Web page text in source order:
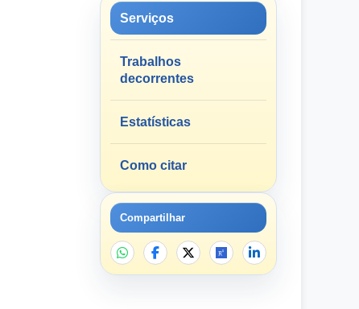
Serviços
Trabalhos
decorrentes
Estatísticas
Como citar
Compartilhar